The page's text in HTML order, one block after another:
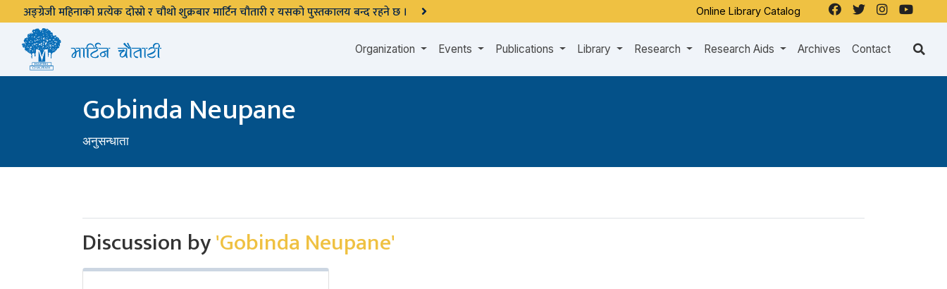
अङ्ग्रेजी महिनाको प्रत्येक दोस्रो र चौथो शुक्रबार मार्टिन चौतारी र यसको पुस्तकालय बन्द रहने छ । Online Library Catalog
Organization Events Publications Library Research Research Aids Archives Contact
Gobinda Neupane
अनुसन्धाता
Discussion by'Gobinda Neupane'